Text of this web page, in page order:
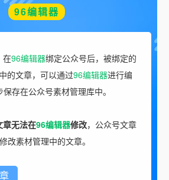
96编辑器
在96编辑器绑定公众号后，被绑定的
的文章，可以通过96编辑器进行编
存在公众号素材管理库中。
章无法在96编辑器修改，公众号文章
改素材管理中的文章。